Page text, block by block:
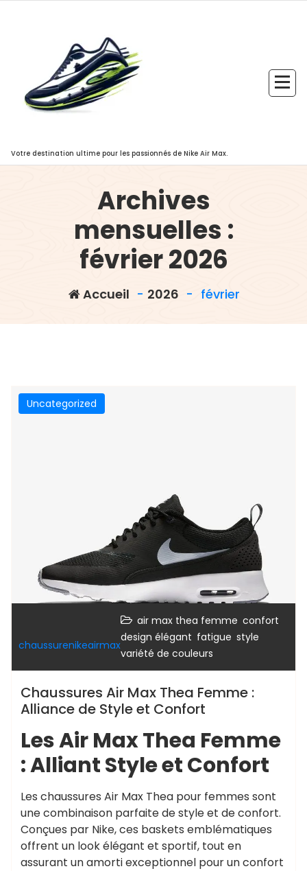
Votre destination ultime pour les passionnés de Nike Air Max.
Archives
mensuelles :
février 2026
Accueil - 2026 - février
Uncategorized
chaussurenikeairmax
air max thea femme confort
design élégant fatigue style
variété de couleurs
Chaussures Air Max Thea Femme :
Alliance de Style et Confort
Les Air Max Thea Femme
: Alliant Style et Confort
Les chaussures Air Max Thea pour femmes sont
une combinaison parfaite de style et de confort.
Conçues par Nike, ces baskets emblématiques
offrent un look élégant et sportif, tout en
assurant un amorti exceptionnel pour un confort